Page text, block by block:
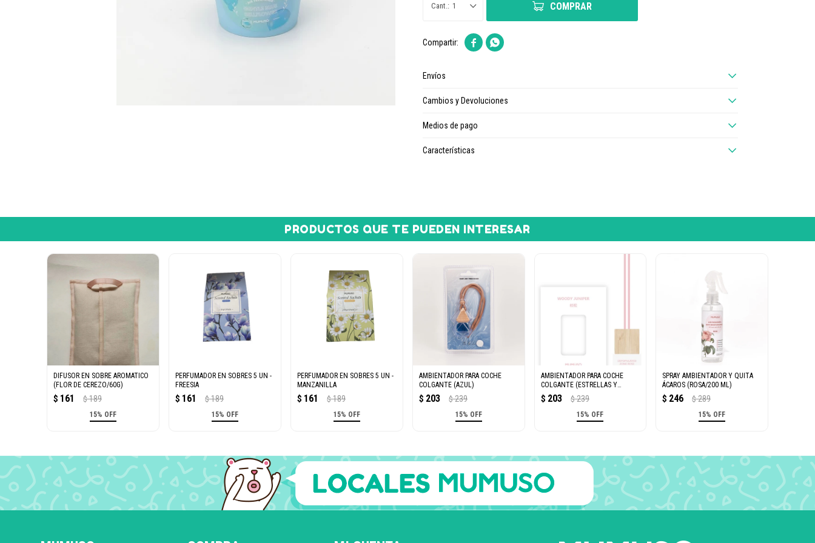
1 COMPRAR
 
Envíos
Cambios y Devoluciones
Medios de pago
Características
PRODUCTOS QUE TE PUEDEN INTERESAR
DIFUSOR EN SOBRE AROMATICO
(FLOR DE CEREZO/60G)
$ 161 $ 189
15% OFF
PERFUMADOR EN SOBRES 5 UN -
FREESIA
$ 161 $ 189
15% OFF
PERFUMADOR EN SOBRES 5 UN -
MANZANILLA
$ 161 $ 189
15% OFF
AMBIENTADOR PARA COCHE
COLGANTE (AZUL)
$ 203 $ 239
15% OFF
AMBIENTADOR PARA COCHE
COLGANTE (ESTRELLAS Y
ROSAS)
$ 203 $ 239
15% OFF
SPRAY AMBIENTADOR Y QUITA
ÁCAROS (ROSA/200 ML)
$ 246 $ 289
15% OFF